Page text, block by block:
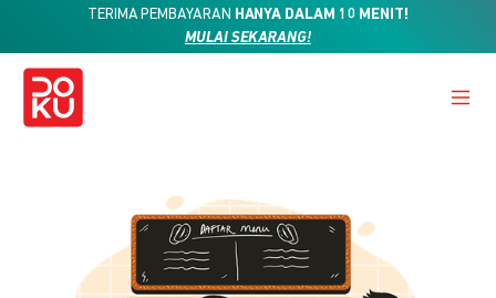
TERIMA PEMBAYARAN HANYA DALAM 10 MENIT!
MULAI SEKARANG!